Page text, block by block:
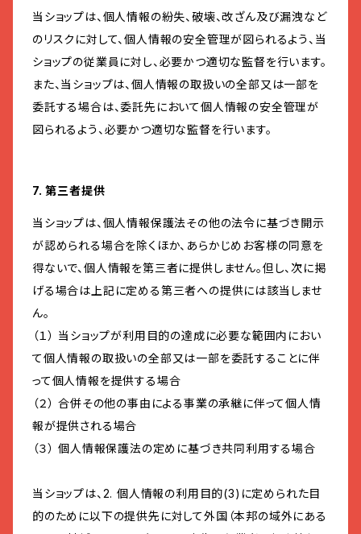
当ショップは、個人情報の紛失、破壊、改ざん及び漏洩など
のリスクに対して、個人情報の安全管理が図られるよう、当
ショップの従業員に対し、必要かつ適切な監督を行います。
また、当ショップは、個人情報の取扱いの全部又は一部を
委託する場合は、委託先において個人情報の安全管理が
図られるよう、必要かつ適切な監督を行います。
7. 第三者提供
当ショップは、個人情報保護法その他の法令に基づき開示
が認められる場合を除くほか、あらかじめお客様の同意を
得ないで、個人情報を第三者に提供しません。但し、次に掲
げる場合は上記に定める第三者への提供には該当しませ
ん。
（１） 当ショップが利用目的の達成に必要な範囲内におい
て個人情報の取扱いの全部又は一部を委託することに伴
って個人情報を提供する場合
（２） 合併その他の事由による事業の承継に伴って個人情
報が提供される場合
（３） 個人情報保護法の定めに基づき共同利用する場合
当ショップは、2. 個人情報の利用目的(3)に定められた目
的のために以下の提供先に対して外国（本邦の域外にある